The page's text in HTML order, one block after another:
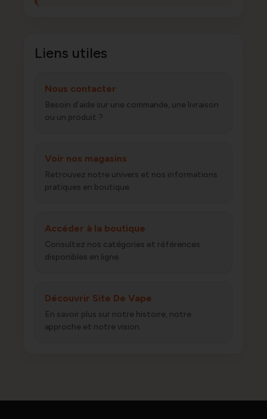
Liens utiles
Nous contacter
Besoin d’aide sur une commande, une livraison
ou un produit ?
Voir nos magasins
Retrouvez notre univers et nos informations
pratiques en boutique.
Accéder à la boutique
Consultez nos catégories et références
disponibles en ligne.
Découvrir Site De Vape
En savoir plus sur notre histoire, notre
approche et notre vision.